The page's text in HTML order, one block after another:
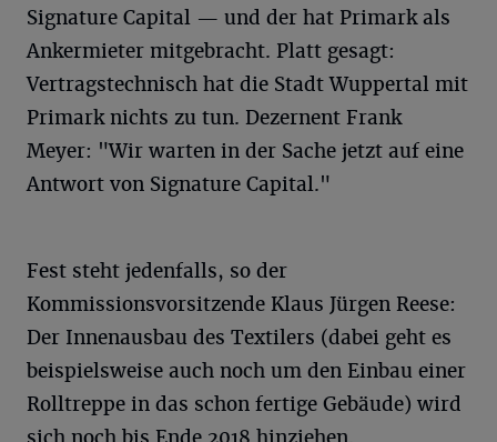
Signature Capital — und der hat Primark als
Ankermieter mitgebracht. Platt gesagt:
Vertragstechnisch hat die Stadt Wuppertal mit
Primark nichts zu tun. Dezernent Frank
Meyer: "Wir warten in der Sache jetzt auf eine
Antwort von Signature Capital."
Fest steht jedenfalls, so der
Kommissionsvorsitzende Klaus Jürgen Reese:
Der Innenausbau des Textilers (dabei geht es
beispielsweise auch noch um den Einbau einer
Rolltreppe in das schon fertige Gebäude) wird